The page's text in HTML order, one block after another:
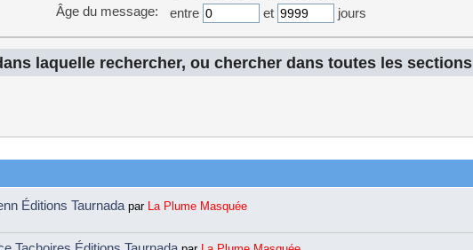
Âge du message:
entre et jours
laquelle rechercher, ou chercher dans toutes les sections
Éditions Taurnada par
La Plume Masquée